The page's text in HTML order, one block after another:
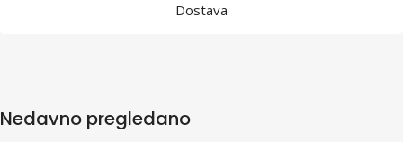
Dostava
Nedavno pregledano